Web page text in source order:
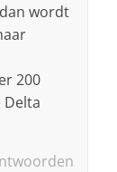
wordt
200
Delta